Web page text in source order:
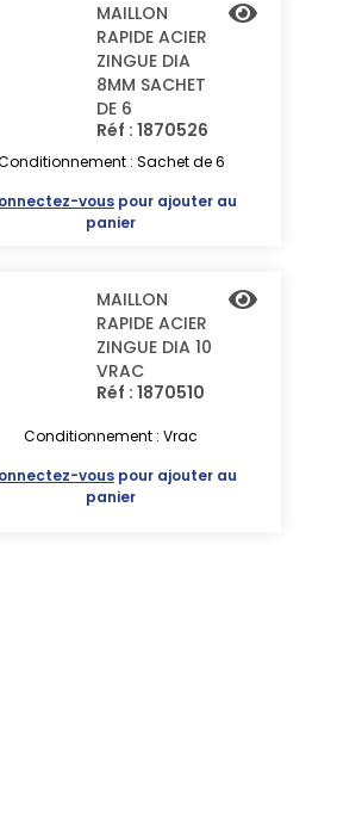
MAILLON
RAPIDE ACIER
ZINGUE DIA
8MM SACHET
DE 6
Réf : 1870526
: Sachet de 6
vouspour ajouter au
panier
MAILLON
RAPIDE ACIER
ZINGUE DIA 10
VRAC
Réf : 1870510
Conditionnement : Vrac
vouspour ajouter au
panier